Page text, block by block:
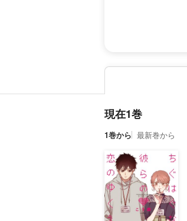
現在1巻
1巻から 最新巻から